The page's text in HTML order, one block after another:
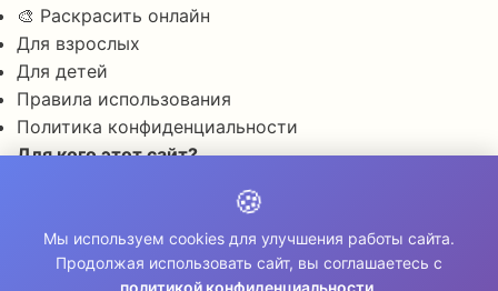
🎨 Раскрасить онлайн
Для взрослых
Для детей
Правила использования
Политика конфиденциальности
Для кого этот сайт?
🎨 Для развития креативности
🧘 Для медитации и расслабления
👨‍👩‍👧‍👦 Для семейного досуга
🍪
Мы используем cookies для улучшения работы сайта.
Продолжая использовать сайт, вы соглашаетесь с
политикой конфиденциальности